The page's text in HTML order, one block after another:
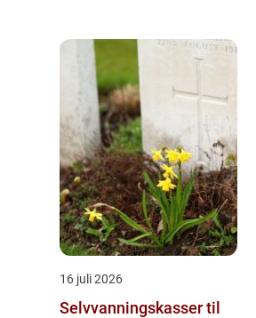
16 juli 2026
Selvvanningskasser til